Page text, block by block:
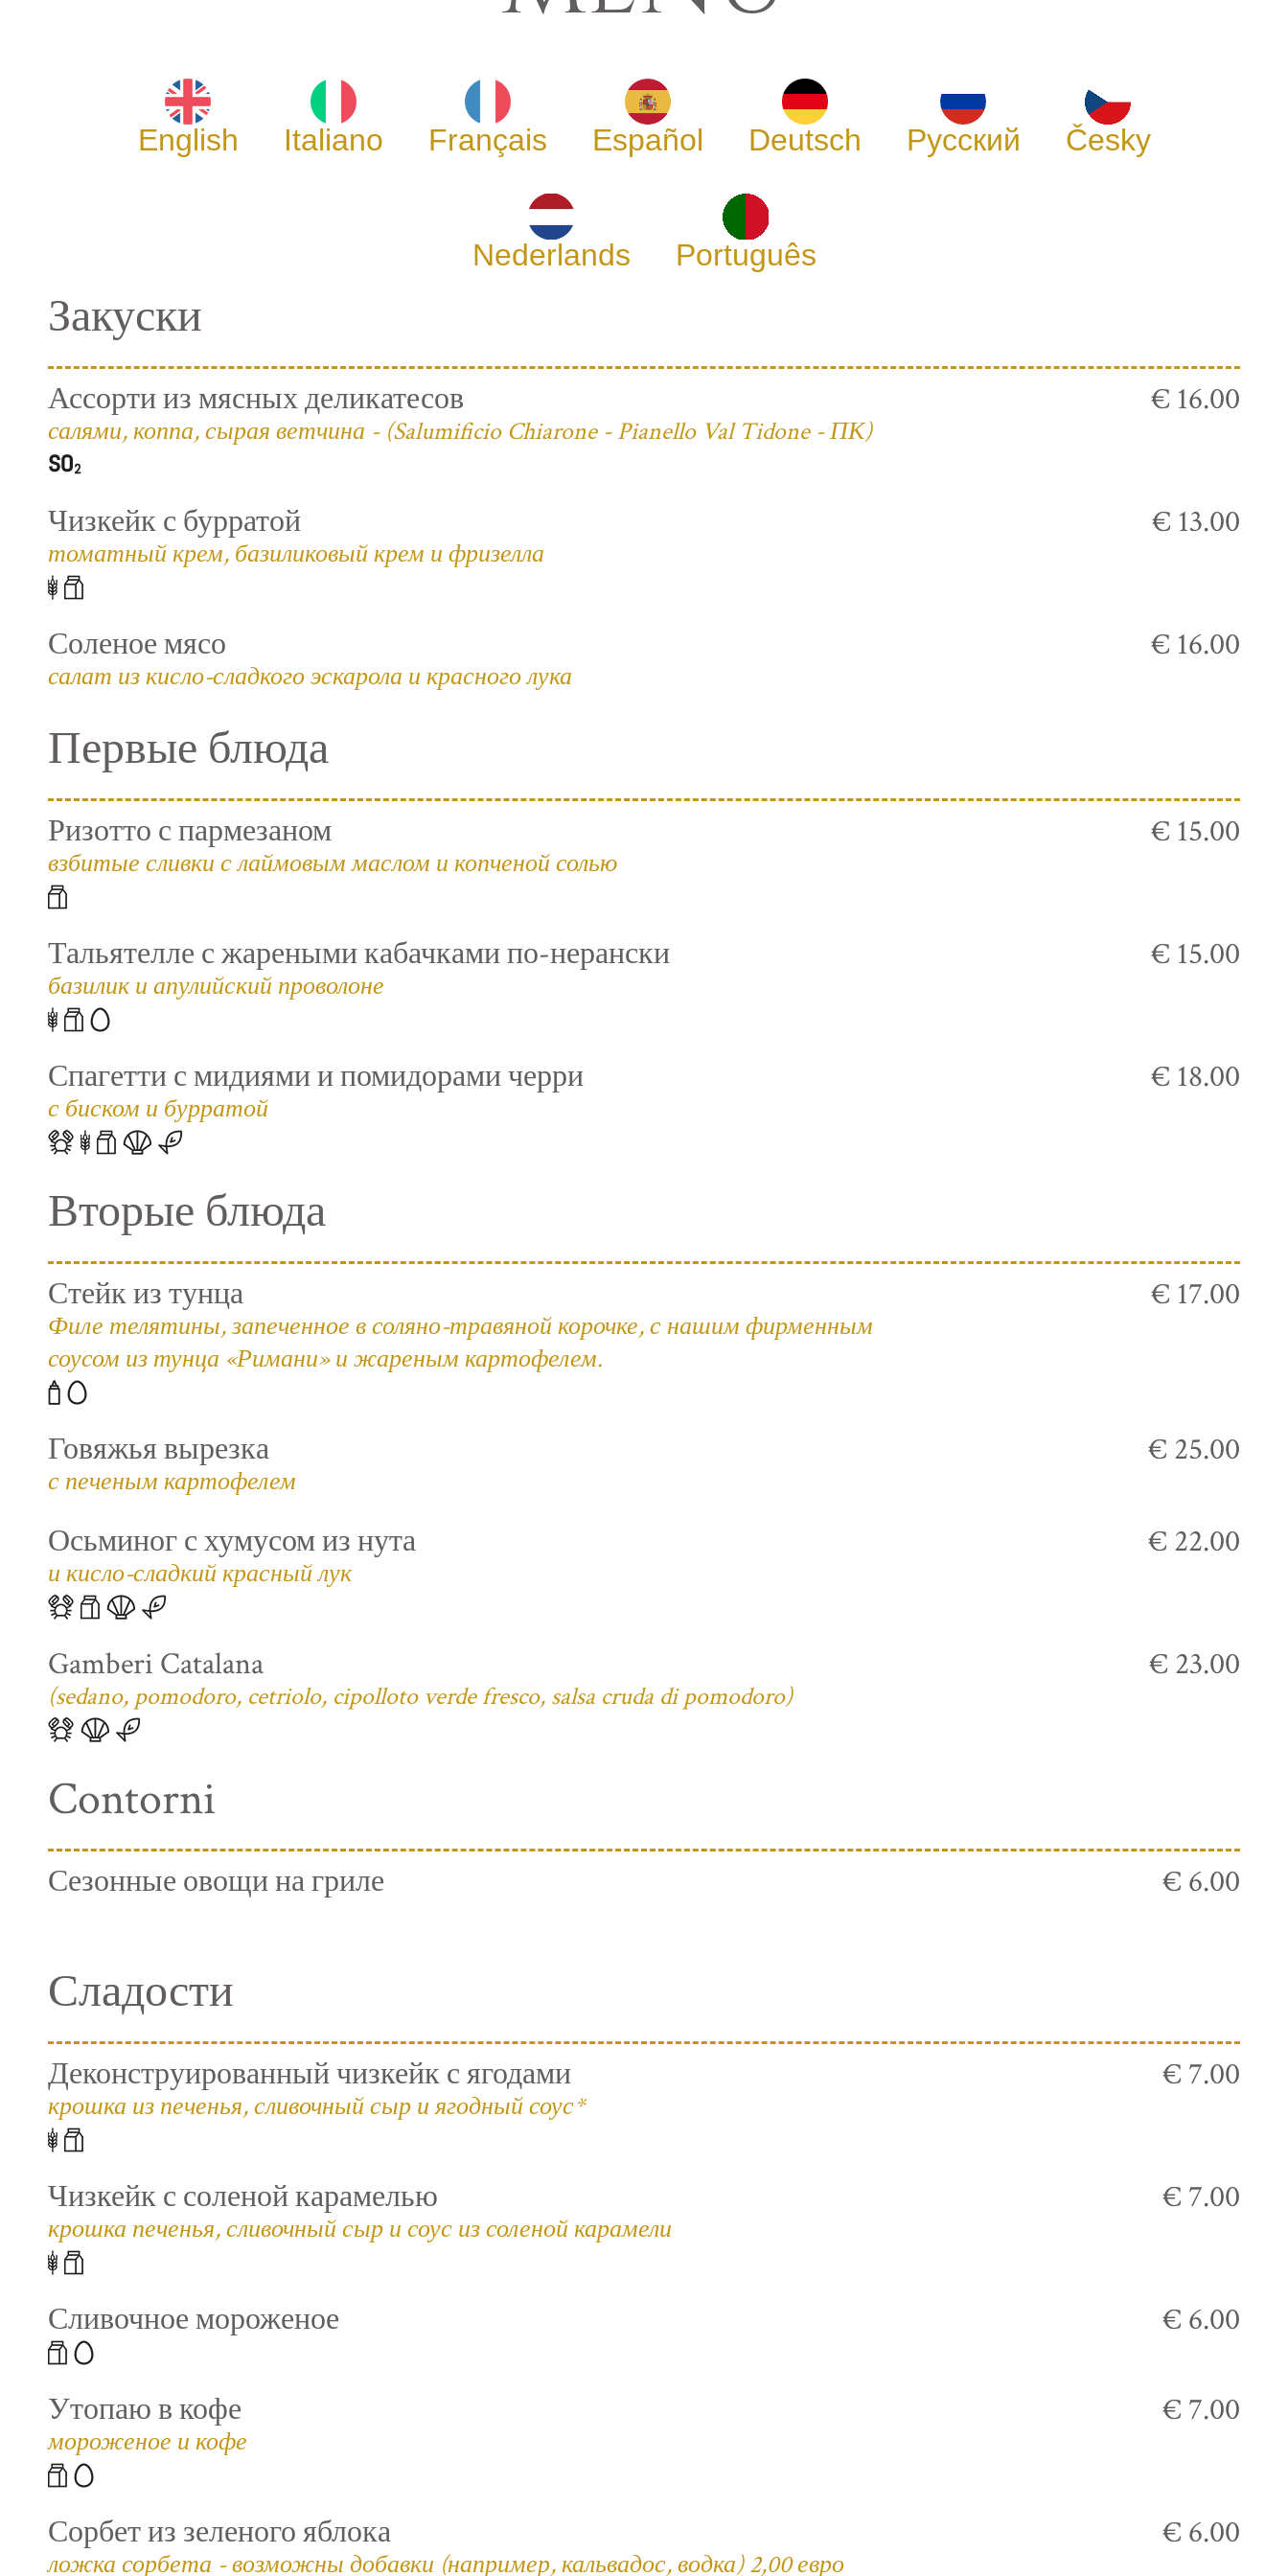
English Italiano Français Español Deutsch Русский Česky
Nederlands Português
Закуски
Ассорти из мясных деликатесов
салями, коппа, сырая ветчина - (Salumificio Chiarone - Pianello Val Tidone - ПК)
€ 16.00
Чизкейк с бурратой
томатный крем, базиликовый крем и фризелла
€ 13.00
Соленое мясо
салат из кисло-сладкого эскарола и красного лука
€ 16.00
Первые блюда
Ризотто с пармезаном
взбитые сливки с лаймовым маслом и копченой солью
€ 15.00
Тальятелле с жареными кабачками по-нерански
базилик и апулийский проволоне
€ 15.00
Спагетти с мидиями и помидорами черри
с биском и бурратой
€ 18.00
Вторые блюда
Стейк из тунца
Филе телятины, запеченное в соляно-травяной корочке, с нашим фирменным
соусом из тунца «Римани» и жареным картофелем.
€ 17.00
Говяжья вырезка
с печеным картофелем
€ 25.00
Осьминог с хумусом из нута
и кисло-сладкий красный лук
€ 22.00
Gamberi Catalana
(sedano, pomodoro, cetriolo, cipolloto verde fresco, salsa cruda di pomodoro)
€ 23.00
Contorni
Сезонные овощи на гриле € 6.00
Сладости
Деконструированный чизкейк с ягодами
крошка из печенья, сливочный сыр и ягодный соус*
€ 7.00
Чизкейк с соленой карамелью
крошка печенья, сливочный сыр и соус из соленой карамели
€ 7.00
Сливочное мороженое € 6.00
Утопаю в кофе
мороженое и кофе
€ 7.00
Сорбет из зеленого яблока
ложка сорбета - возможны добавки (например, кальвадос, водка) 2,00 евро
€ 6.00